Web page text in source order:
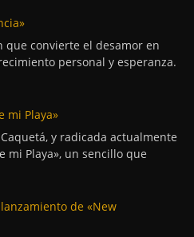
que convierte el desamor en
personal y esperanza.
mi Playa»
y radicada actualmente
mi Playa», un sencillo que
de «New